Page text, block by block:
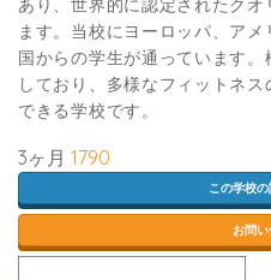
あり、世界的に認定されたク
ます。当校にヨーロッパ、ア
国からの学生が通っています
しており、多様なフィットネ
できる学校です。
3ヶ月 1790
この学校
お問